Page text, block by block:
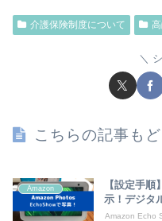
介護保険制度について
こちらの記事も
Amazon
【設定手
示！デジタ
Amazon Echo